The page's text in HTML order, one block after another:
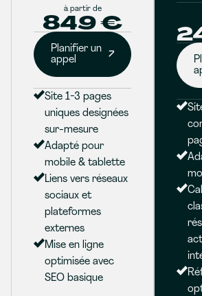
à partir de
849 €
Planifier un
appel
Site 1-3 pages
uniques designées
sur-mesure
Adapté pour
mobile & tablette
Liens vers réseaux
sociaux et
plateformes
externes
Mise en ligne
optimisée avec
SEO basique